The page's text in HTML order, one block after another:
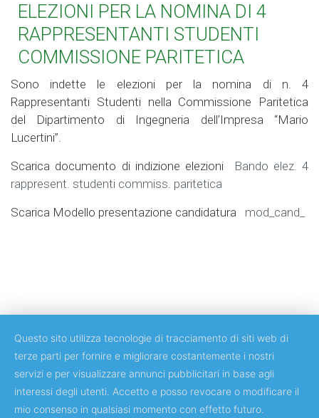
ELEZIONI PER LA NOMINA DI 4
RAPPRESENTANTI STUDENTI
COMMISSIONE PARITETICA
Sono indette le elezioni per la nomina di n. 4
Rappresentanti Studenti nella Commissione Paritetica
del Dipartimento di Ingegneria dell’Impresa “Mario
Lucertini”.
Scarica documento di indizione elezioni
Bando elez. 4
rappresent. studenti commiss. paritetica
Scarica Modello presentazione candidatura mod_cand_
Copyright © 2018 Università degli Studi di Roma Tor Vergata
Questo sito utilizza tecnologie di tracciamento di siti web di
terze parti per fornire e migliorare costantemente i nostri
servizi e per visualizzare annunci pubblicitari in base agli
interessi degli utenti. Accetto e posso revocare o modificare il
mio consenso in qualsiasi momento con effetto futuro.